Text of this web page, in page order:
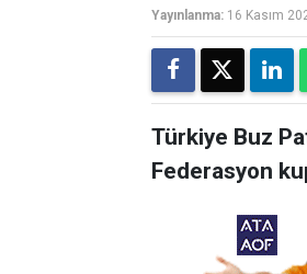
Yayınlanma: 16 Kasım
Türkiye Buz
Federasyon